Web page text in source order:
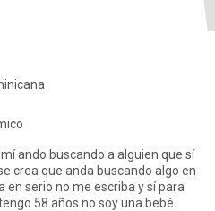
ando buscando a alguien que sí
crea que anda buscando algo en
en serio no me escriba y sí para
58 años no soy una bebé